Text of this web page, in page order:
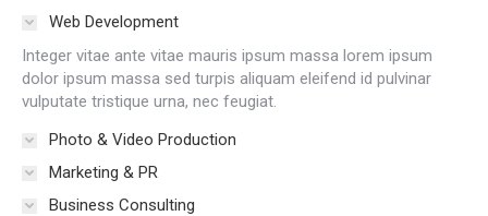
Web Development
Integer vitae ante vitae mauris ipsum massa lorem ipsum
dolor ipsum massa sed turpis aliquam eleifend id pulvinar
vulputate tristique urna, nec feugiat.
Photo & Video Production
Marketing & PR
Business Consulting